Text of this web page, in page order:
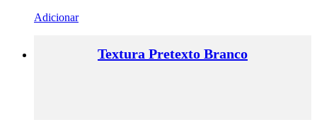
Adicionar
Textura Pretexto Branco